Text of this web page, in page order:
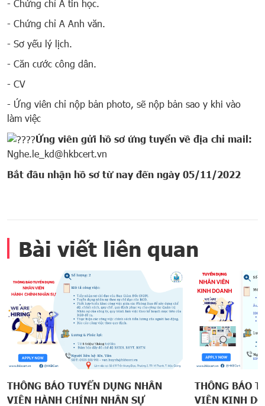
- Chứng chỉ A tin học.
- Chứng chỉ A Anh văn.
- Sơ yếu lý lịch.
- Căn cước công dân.
- CV
- Ứng viên chỉ nộp bản photo, sẽ nộp bản sao y khi vào
làm việc
Ứng viên gửi hồ sơ ứng tuyển về địa chỉ mail:
Nghe.le_kd@hkbcert.vn
Bắt đầu nhận hồ sơ từ nay đến ngày 05/11/2022
Bài viết liên quan
THÔNG BÁO TUYỂN DỤNG NHÂN
VIÊN HÀNH CHÍNH NHÂN SỰ
THÔNG BÁO
VIÊN KINH